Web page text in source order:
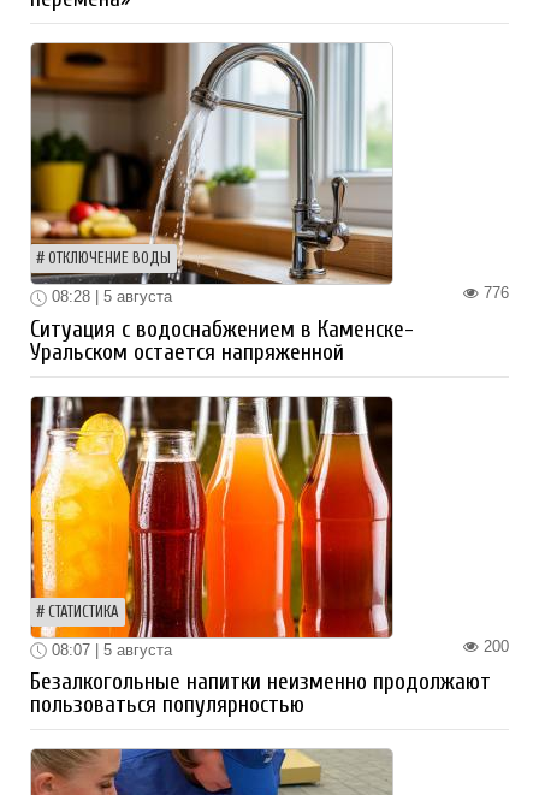
ОТКЛЮЧЕНИЕ ВОДЫ
776
08:28 | 5 августа
Ситуация с водоснабжением в Каменске-
Уральском остается напряженной
СТАТИСТИКА
200
08:07 | 5 августа
Безалкогольные напитки неизменно продолжают
пользоваться популярностью